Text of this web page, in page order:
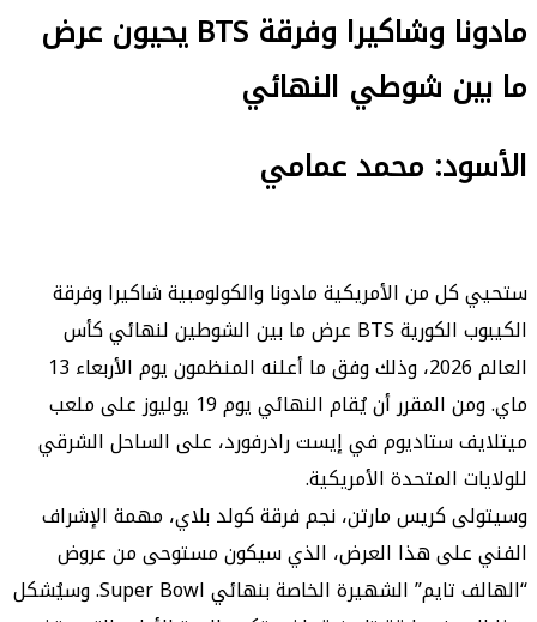
مادونا وشاكيرا وفرقة BTS يحيون عرض
ما بين شوطي النهائي
الأسود: محمد عمامي
ستحيي كل من الأمريكية مادونا والكولومبية شاكيرا وفرقة
الكيبوب الكورية BTS عرض ما بين الشوطين لنهائي كأس
العالم 2026، وذلك وفق ما أعلنه المنظمون يوم الأربعاء 13
ماي. ومن المقرر أن يُقام النهائي يوم 19 يوليوز على ملعب
ميتلايف ستاديوم في إيست رادرفورد، على الساحل الشرقي
للولايات المتحدة الأمريكية.
وسيتولى كريس مارتن، نجم فرقة كولد بلاي، مهمة الإشراف
الفني على هذا العرض، الذي سيكون مستوحى من عروض
“الهالف تايم” الشهيرة الخاصة بنهائي Super Bowl. وسيُشكل